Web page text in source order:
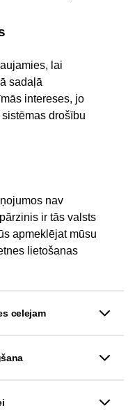
lai
sadaļā
intereses, jo
drošību
nav
ir tās valsts
apmeklējat mūsu
lietošanas
celejam